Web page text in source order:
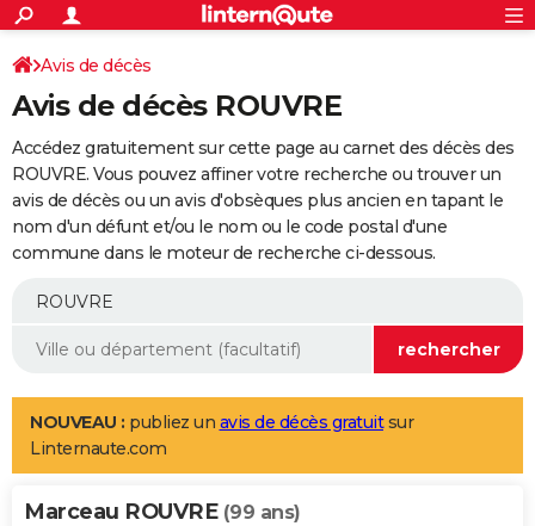
ACTUALITÉS
Politique
Société
Faits Divers
Education
Monde
Villes
+
SPORT
Coupe du monde 2026
Football
Tennis
Cyclisme
Rugby
Forum
Programme TV
TNT
Streaming
Cinéma
Sorties cinéma
Musique
+
FINANCE
Retraite
Epargne
Immobilier
Risques naturels par ville
Banque
Assurance
AUTO
Essais
Réserver un essai
Citadines
Berlines
SUV
Forum auto
+
Mobiles
Meilleur smartphone
Internet
Ordinateurs
Jeux vidéo
Guide high-tech
Aménagement intérieur
LIFESTYLE
Art de vivre
Bien-être
Loisirs
Mode
Modes de vie
Alimentation
Guide de la santé
Maladies
Médicaments
Sommeil
VOYAGE
Avis de décès
Avis de décès ROUVRE
Accédez gratuitement sur cette page au carnet des décès des
ROUVRE. Vous pouvez affiner votre recherche ou trouver un
avis de décès ou un avis d'obsèques plus ancien en tapant le
nom d'un défunt et/ou le nom ou le code postal d'une
commune dans le moteur de recherche ci-dessous.
NOUVEAU : publiez un avis de décès gratuitsur
Linternaute.com
Marceau ROUVRE (99 ans)